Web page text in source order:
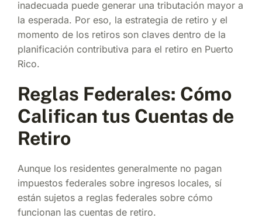
inadecuada puede generar una tributación mayor a
la esperada. Por eso, la estrategia de retiro y el
momento de los retiros son claves dentro de la
planificación contributiva para el retiro en Puerto
Rico.
Reglas Federales: Cómo
Califican tus Cuentas de
Retiro
Aunque los residentes generalmente no pagan
impuestos federales sobre ingresos locales, sí
están sujetos a reglas federales sobre cómo
funcionan las cuentas de retiro.